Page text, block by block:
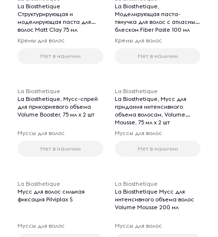
La Biosthetique
Структурирующая и
моделирующая паста для
волос Matt Clay 75 мл
Кремы для волос
Нет в наличии
La Biosthetique,
Моделирующая паста-
тянучка для волос с атласным
блеском Fiber Paste 100 мл
Кремы для волос
Нет в наличии
La Biosthetique
La Biosthetique, Мусс-спрей
для прикорневого объема
Volume Booster, 75 мл х 2 шт
Муссы для волос
Нет в наличии
La Biosthetique
La Biosthetique, Мусс для
придания интенсивного
объема волосам, Volume
Mousse, 75 мл х 2 шт
Муссы для волос
Нет в наличии
La Biosthetique
Мусс для волос сильная
фиксация Pilviplax S
Муссы для волос
La Biosthetique
La Biosthetique Мусс для
интенсивного объема волос
Volume Mousse 200 мл
Муссы для волос